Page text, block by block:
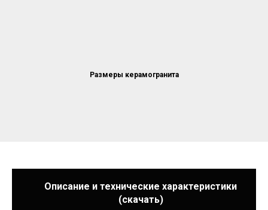
Размеры керамогранита
Описание и технические характеристики
(скачать)